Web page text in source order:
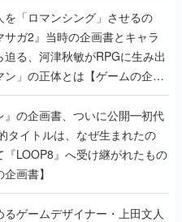
を「ロマンシング」させるの
サガ2』当時の企画書とキャラ
迫る、河津秋敏がRPGに生み出
ン」の正体とは【ゲームの企画
』の企画書、ついに公開━初代
タイトルは、なぜ生まれたの
『LOOP8』へ受け継がれたもの
企画書】
るゲームデザイナー・上田文人